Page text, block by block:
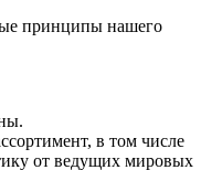
принципы нашего
в том числе
от ведущих мировых